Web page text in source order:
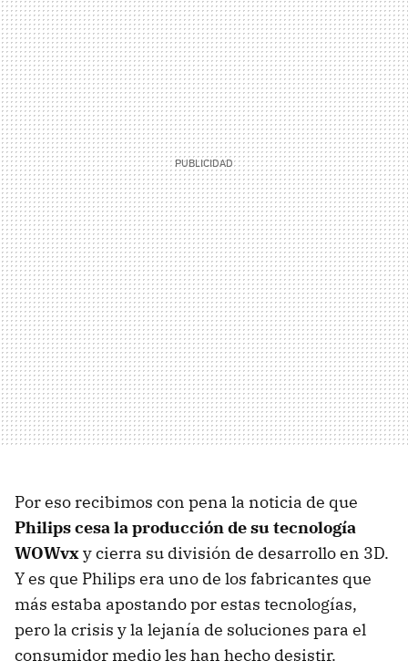
Por eso recibimos con pena la noticia de que
Philips cesa la producción de su tecnología
WOWvxy cierra su división de desarrollo en 3D.
Y es que Philips era uno de los fabricantes que
más estaba apostando por estas tecnologías,
pero la crisis y la lejanía de soluciones para el
consumidor medio les han hecho desistir.